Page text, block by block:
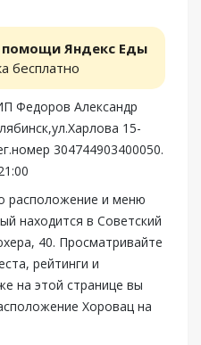
помощи Яндекс Еды
бесплатно
Федоров Александр
15-
304744903400050.
расположение и меню
находится в Советский
40. Просматривайте
рейтинги и
на этой странице вы
Хоровац на